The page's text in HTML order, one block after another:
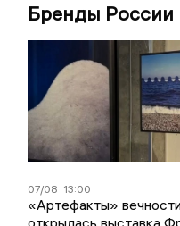
Бренды России
07/08 13:00
«Артефакты»